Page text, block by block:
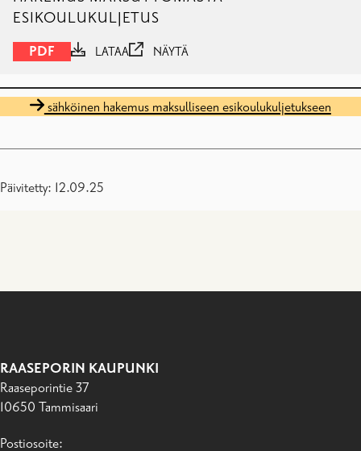
ESIKOULUKULJETUS
PDF LATAA NÄYTÄ
sähköinen hakemus maksulliseen esikoulukuljetukseen
Päivitetty: 12.09.25
RAASEPORIN KAUPUNKI
Raaseporintie 37
10650 Tammisaari
Postiosoite: